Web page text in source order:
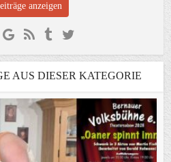
anzeigen
AUS DIESER KATEGORIE